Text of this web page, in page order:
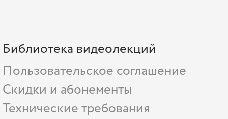
Библиотека видеолекций
Пользовательское соглашение
Скидки и абонементы
Технические требования